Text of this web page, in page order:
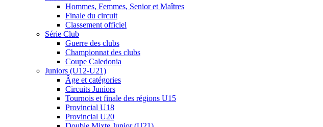
Hommes, Femmes, Senior et Maîtres
Finale du circuit
Classement officiel
Série Club
Guerre des clubs
Championnat des clubs
Coupe Caledonia
Juniors (U12-U21)
Âge et catégories
Circuits Juniors
Tournois et finale des régions U15
Provincial U18
Provincial U20